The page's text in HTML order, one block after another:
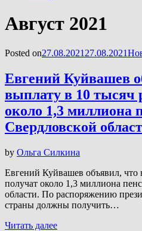
Месяц
:
Август 2021
Posted on27.08.2021 27.08.2021
Евгений Куйвашев
выплату в 10 тысяч
около 1,3 миллиона
Свердловской
by Ольга Силкина
Евгений Куйвашев объявил, что
получат около 1,3 миллиона
области. По распоряжению
страны должны получить…
Читать далее